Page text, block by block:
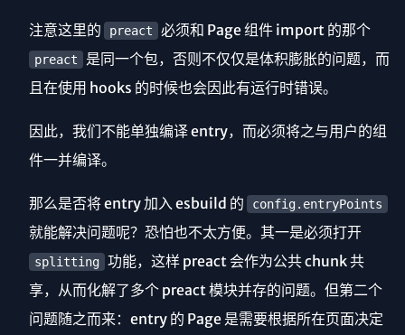
注意这里的 preact 必须和 Page 组件 import 的那个
preact
是同一个包，否则不仅仅是体积膨胀的问题，而
且在使用 hooks 的时候也会因此有运行时错误。
因此，我们不能单独编译 entry，而必须将之与用户的组
件一并编译。
那么是否将 entry 加入 esbuild 的 config.entryPoints
就能解决问题呢？恐怕也不太方便。其一是必须打开
splitting 功能，这样 preact 会作为公共 chunk 共
享，从而化解了多个 preact 模块并存的问题。但第二个
问题随之而来：entry 的 Page 是需要根据所在页面决定